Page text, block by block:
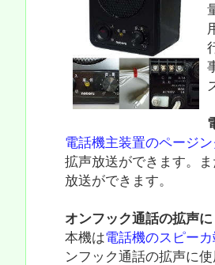
電話機主装置のページ
拡声放送ができます。
放送ができます。
オンフック通話の拡声
本機は電話機のスピー
ンフック通話の拡声に